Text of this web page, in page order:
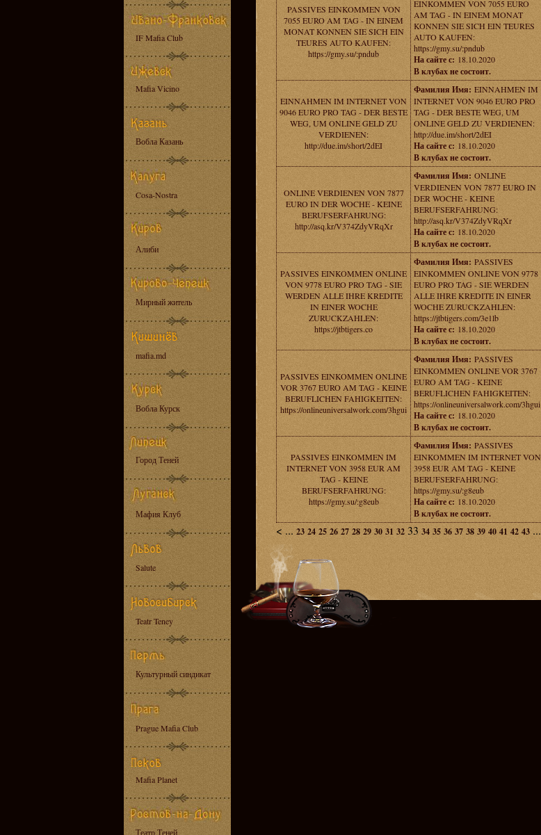
IF Mafia Club
Mafia Vicino
Вобла Казань
Cosa-Nostra
Алиби
Мирный житель
mafia.md
Вобла Курск
Город Теней
Мафия Клуб
Salute
Teatr Teney
Культурный синдикат
Prague Mafia Club
Mafia Planet
Театр Теней
PASSIVES EINKOMMEN VON
7055 EURO AM TAG - IN EINEM
MONAT KONNEN SIE SICH EIN
TEURES AUTO KAUFEN:
https://gmy.su/:pndub
EINKOMMEN VON 7055 EURO
AM TAG - IN EINEM MONAT
KONNEN SIE SICH EIN TEURES
AUTO KAUFEN:
https://gmy.su/:pndub
На сайте с: 18.10.2020
В клубах не состоит.
EINNAHMEN IM INTERNET VON
9046 EURO PRO TAG - DER BESTE
WEG, UM ONLINE GELD ZU
VERDIENEN:
http://due.im/short/2dEI
Фамилия Имя: EINNAHMEN IM
INTERNET VON 9046 EURO PRO
TAG - DER BESTE WEG, UM
ONLINE GELD ZU VERDIENEN:
http://due.im/short/2dEI
На сайте с: 18.10.2020
В клубах не состоит.
ONLINE VERDIENEN VON 7877
EURO IN DER WOCHE - KEINE
BERUFSERFAHRUNG:
http://asq.kr/V374ZdyVRqXr
Фамилия Имя: ONLINE
VERDIENEN VON 7877 EURO IN
DER WOCHE - KEINE
BERUFSERFAHRUNG:
http://asq.kr/V374ZdyVRqXr
На сайте с: 18.10.2020
В клубах не состоит.
PASSIVES EINKOMMEN ONLINE
VON 9778 EURO PRO TAG - SIE
WERDEN ALLE IHRE KREDITE
IN EINER WOCHE
ZURUCKZAHLEN:
https://jtbtigers.co
Фамилия Имя: PASSIVES
EINKOMMEN ONLINE VON 9778
EURO PRO TAG - SIE WERDEN
ALLE IHRE KREDITE IN EINER
WOCHE ZURUCKZAHLEN:
https://jtbtigers.com/3e1lb
На сайте с: 18.10.2020
В клубах не состоит.
PASSIVES EINKOMMEN ONLINE
VOR 3767 EURO AM TAG - KEINE
BERUFLICHEN FAHIGKEITEN:
https://onlineuniversalwork.com/3hgui
Фамилия Имя: PASSIVES
EINKOMMEN ONLINE VOR 3767
EURO AM TAG - KEINE
BERUFLICHEN FAHIGKEITEN:
https://onlineuniversalwork.com/3hgui
На сайте с: 18.10.2020
В клубах не состоит.
PASSIVES EINKOMMEN IM
INTERNET VON 3958 EUR AM
TAG - KEINE
BERUFSERFAHRUNG:
https://gmy.su/:g8eub
Фамилия Имя: PASSIVES
EINKOMMEN IM INTERNET VON
3958 EUR AM TAG - KEINE
BERUFSERFAHRUNG:
https://gmy.su/:g8eub
На сайте с: 18.10.2020
В клубах не состоит.
< ...23 24 25 26 27 28 29 30 31 32 33 34 35 36 37 38 39 40 41 42 43 ...